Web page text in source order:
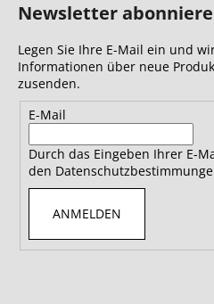
Newsletter
Legen Sie Ihre E-Mail ein und
Informationen über neue
zusenden.
E-Mail
Durch das Eingeben Ihrer E-
den
ANMELDEN